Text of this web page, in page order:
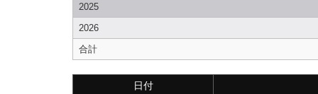
2025
2026
合計
日付